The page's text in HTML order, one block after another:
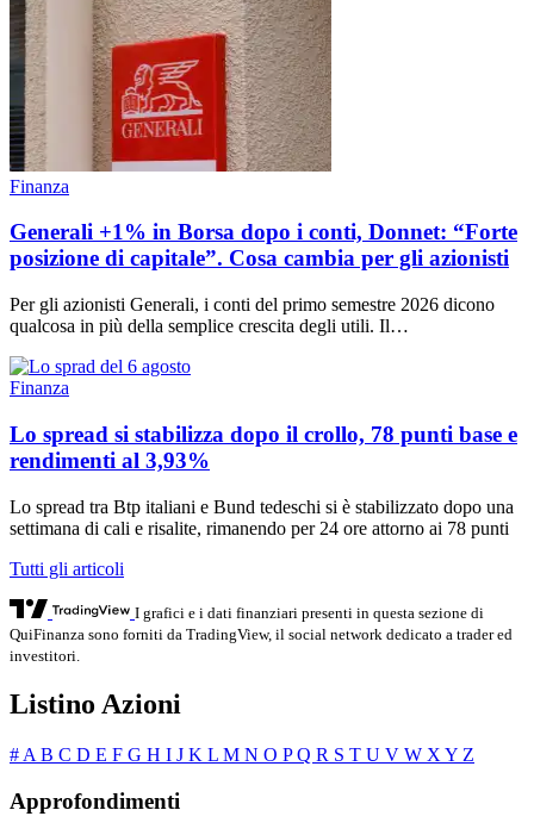
Finanza
Generali +1% in Borsa dopo i conti, Donnet: “Forte
posizione di capitale”. Cosa cambia per gli azionisti
Per gli azionisti Generali, i conti del primo semestre 2026 dicono
qualcosa in più della semplice crescita degli utili. Il…
Finanza
Lo spread si stabilizza dopo il crollo, 78 punti base e
rendimenti al 3,93%
Lo spread tra Btp italiani e Bund tedeschi si è stabilizzato dopo una
settimana di cali e risalite, rimanendo per 24 ore attorno ai 78 punti
Tutti gli articoli
I grafici e i dati finanziari presenti in questa sezione di
QuiFinanza sono forniti da TradingView, il social network dedicato a trader ed
investitori.
Listino Azioni
# A B C D E F G H I J K L M N O PQ R S T U V W X Y Z
Approfondimenti